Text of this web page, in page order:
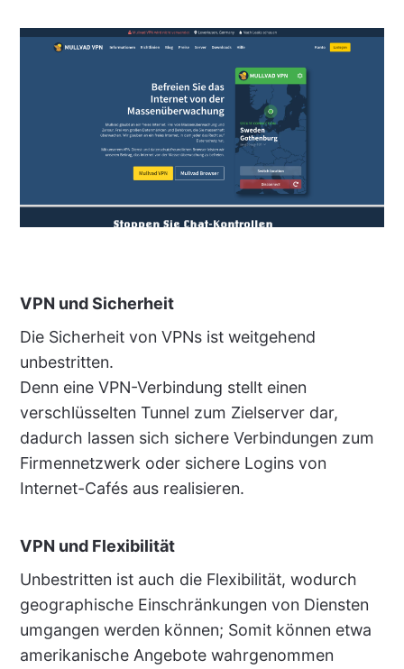
VPN und Sicherheit
Die Sicherheit von VPNs ist weitgehend
unbestritten.
Denn eine VPN-Verbindung stellt einen
verschlüsselten Tunnel zum Zielserver dar,
dadurch lassen sich sichere Verbindungen zum
Firmennetzwerk oder sichere Logins von
Internet-Cafés aus realisieren.
VPN und Flexibilität
Unbestritten ist auch die Flexibilität, wodurch
geographische Einschränkungen von Diensten
umgangen werden können; Somit können etwa
amerikanische Angebote wahrgenommen